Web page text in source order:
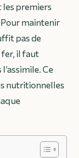
les premiers
Pour maintenir
pas de
fer, il faut
Ce
nutritionnelles